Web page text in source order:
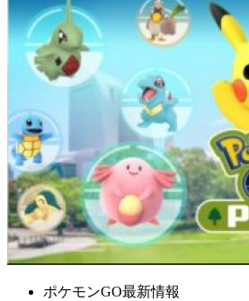
ポケモンGO最新情報